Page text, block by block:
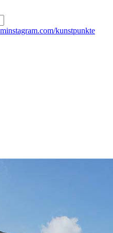
instagram.com/kunstpunkte